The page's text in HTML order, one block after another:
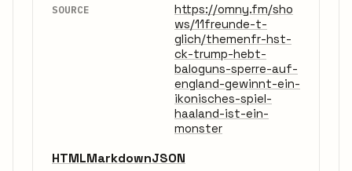
SOURCE
https://omny.fm/sho
ws/11freunde-t-
glich/themenfr-hst-
ck-trump-hebt-
baloguns-sperre-auf-
england-gewinnt-ein-
ikonisches-spiel-
haaland-ist-ein-
monster
HTMLMarkdownJSON